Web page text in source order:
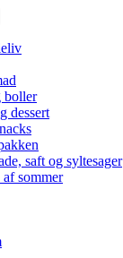
boller
dessert
saft og syltesager
af sommer